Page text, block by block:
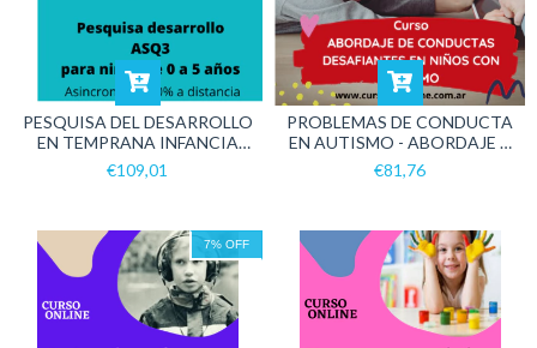
PESQUISA DEL DESARROLLO
EN TEMPRANA INFANCIA
ASQ 3
€109,01
PROBLEMAS DE CONDUCTA
EN AUTISMO - ABORDAJE Y
PREVENCIÓN
€81,76
7% OFF